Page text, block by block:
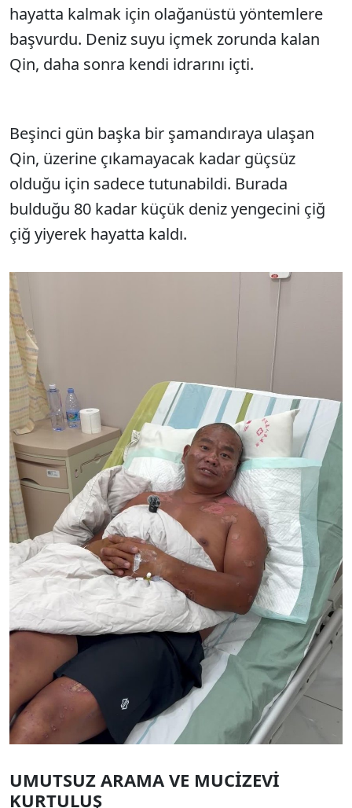
hayatta kalmak için olağanüstü yöntemlere
başvurdu. Deniz suyu içmek zorunda kalan
Qin, daha sonra kendi idrarını içti.
Beşinci gün başka bir şamandıraya ulaşan
Qin, üzerine çıkamayacak kadar güçsüz
olduğu için sadece tutunabildi. Burada
bulduğu 80 kadar küçük deniz yengecini çiğ
çiğ yiyerek hayatta kaldı.
UMUTSUZ ARAMA VE MUCİZEVİ
KURTULUŞ